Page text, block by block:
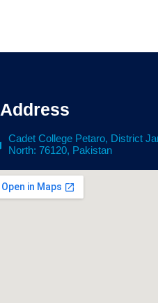
Address
Cadet College Petaro, District
North: 76120, Pakistan